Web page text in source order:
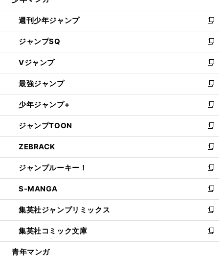
開
く
週刊少年ジャンプ
新
し
い
ウ
ィ
ン
ド
ウ
で
開
く
ジャンプSQ
新
し
い
ウ
ィ
ン
ド
ウ
で
開
く
Vジャンプ
新
し
い
ウ
ィ
ン
ド
ウ
で
開
く
最強ジャンプ
新
し
い
ウ
ィ
ン
ド
ウ
で
開
く
少年ジャンプ+
新
し
い
ウ
ィ
ン
ド
ウ
で
開
く
ジャンプTOON
新
し
い
ウ
ィ
ン
ド
ウ
で
開
く
ZEBRACK
新
し
い
ウ
ィ
ン
ド
ウ
で
開
ジャンプルーキー！
新
し
い
ウ
ィ
ン
ド
ウ
S-MANGA
新
し
い
ウ
ィ
ン
集英社ジャンプリミックス
新
し
い
ウ
集英社コミック文庫
新
し
青年マンガ